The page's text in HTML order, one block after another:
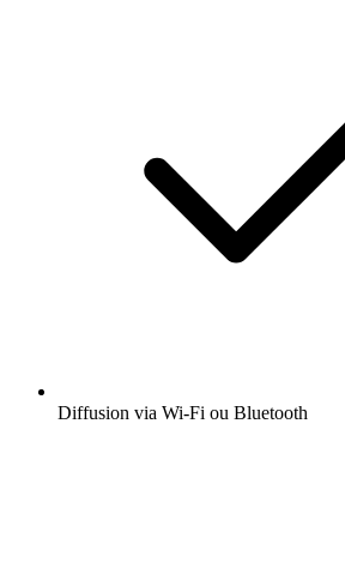
Diffusion via Wi-Fi ou Bluetooth